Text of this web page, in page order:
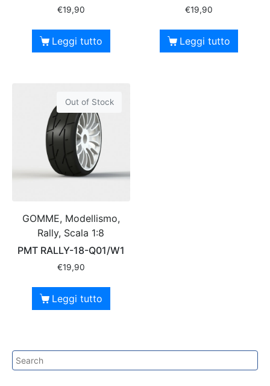
€19,90
Leggi tutto
€19,90
Leggi tutto
Out of Stock
GOMME, Modellismo,
Rally, Scala 1:8
PMT RALLY-18-Q01/W1
€19,90
Leggi tutto